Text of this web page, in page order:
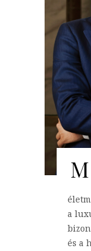
M
a
és a